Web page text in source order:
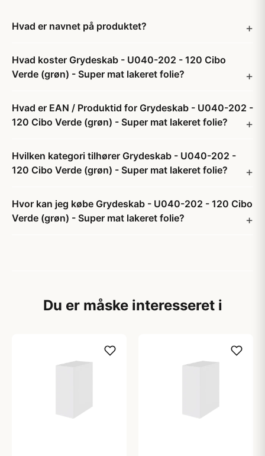
Hvad er navnet på produktet?
Hvad koster Grydeskab - U040-202 - 120 Cibo
Verde (grøn) - Super mat lakeret folie?
Hvad er EAN / Produktid for Grydeskab - U040-202 -
120 Cibo Verde (grøn) - Super mat lakeret folie?
Hvilken kategori tilhører Grydeskab - U040-202 -
120 Cibo Verde (grøn) - Super mat lakeret folie?
Hvor kan jeg købe Grydeskab - U040-202 - 120 Cibo
Verde (grøn) - Super mat lakeret folie?
Du er måske interesseret i